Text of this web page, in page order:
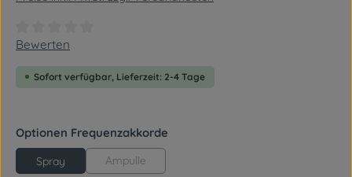
Durchschnittliche Bewertung von 0 von 5 Sternen
Bewerten
Sofort verfügbar, Lieferzeit: 2-4 Tage
Optionen Frequenzakkorde
Spray Ampulle